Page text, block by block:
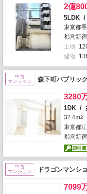
2億
5LDK /
東京都
都営新
土地
建物
中古
マンション
森下町パブリッ
3280
1DK /
32.4m2
東京都
都営新
中古
マンション
ドラゴンマンシ
7099